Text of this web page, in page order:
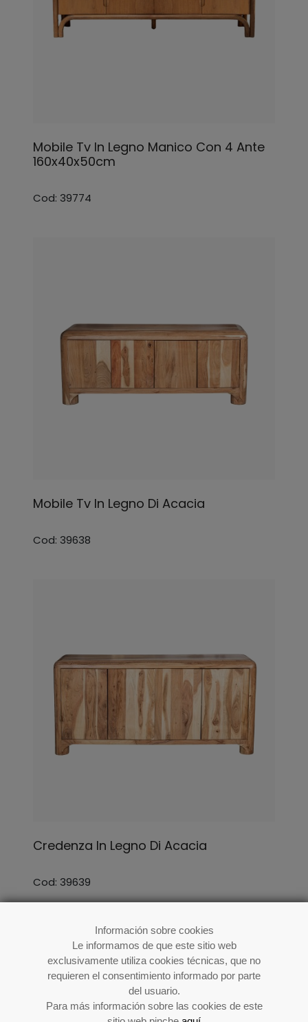
Información sobre cookies
Le informamos de que este sitio web
exclusivamente utiliza cookies técnicas, que no
requieren el consentimiento informado por parte
del usuario.
Para más información sobre las cookies de este
Mobile Tv In Legno Manico Con 4 Ante
160x40x50cm
Cod: 39774
Mobile Tv In Legno Di Acacia
Cod: 39638
Credenza In Legno Di Acacia
Cod: 39639